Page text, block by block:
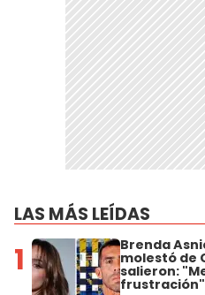
LAS MÁS LEÍDAS
1 Brenda
molestó de
salieron:
frustración"